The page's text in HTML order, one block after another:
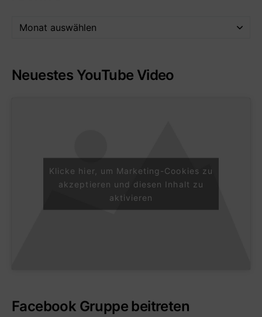
Neuestes YouTube Video
Klicke hier, um Marketing-Cookies zu
akzeptieren und diesen Inhalt zu
aktivieren
Facebook Gruppe beitreten